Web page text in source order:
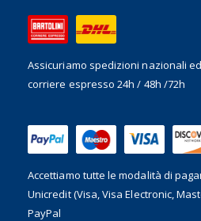
Assicuriamo spedizioni nazionali
corriere espresso 24h / 48h /72h
Accettiamo tutte le modalità di
Unicredit (Visa, Visa Electronic,
PayPal